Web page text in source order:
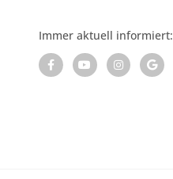
Immer aktuell informiert: